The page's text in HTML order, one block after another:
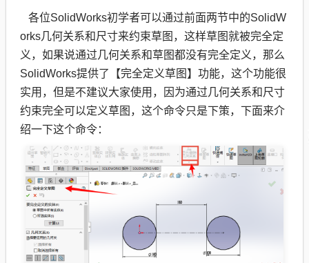
各位SolidWorks初学者可以通过前面两节中的SolidW
orks几何关系和尺寸来约束草图，这样草图就被完全定
义，如果说通过几何关系和草图都没有完全定义，那么
SolidWorks提供了【完全定义草图】功能，这个功能很
实用，但是不建议大家使用，因为通过几何关系和尺寸
约束完全可以定义草图，这个命令只是下策，下面来介
绍一下这个命令：